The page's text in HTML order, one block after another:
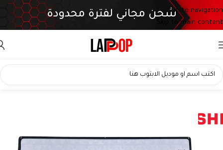
Skip to navigation
Skip to main content
شحن مجاني لفترة محدودة